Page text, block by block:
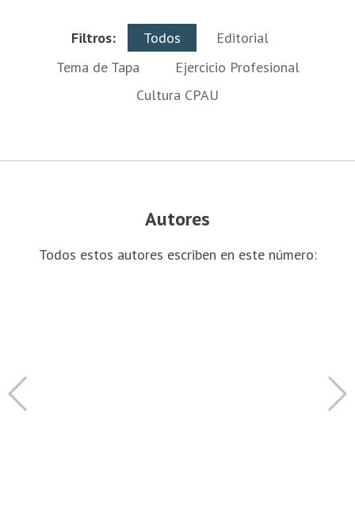
Filtros: Todos
Editorial
Tema de Tapa
Ejercicio Profesional
Cultura CPAU
Autores
Todos estos autores escriben en este número: